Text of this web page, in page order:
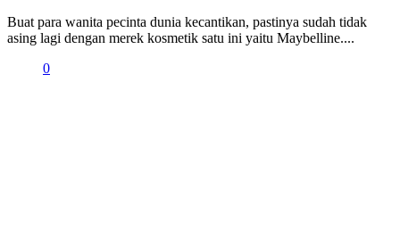
Buat para wanita pecinta dunia kecantikan, pastinya sudah tidak
asing lagi dengan merek kosmetik satu ini yaitu Maybelline....
0